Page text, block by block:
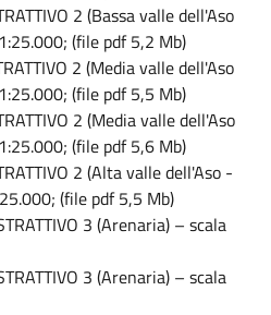
2 (Bassa valle dell'Aso
(file pdf 5,2 Mb)
2 (Media valle dell'Aso
(file pdf 5,5 Mb)
2 (Media valle dell'Aso
(file pdf 5,6 Mb)
2 (Alta valle dell'Aso -
(file pdf 5,5 Mb)
3 (Arenaria) – scala
3 (Arenaria) – scala